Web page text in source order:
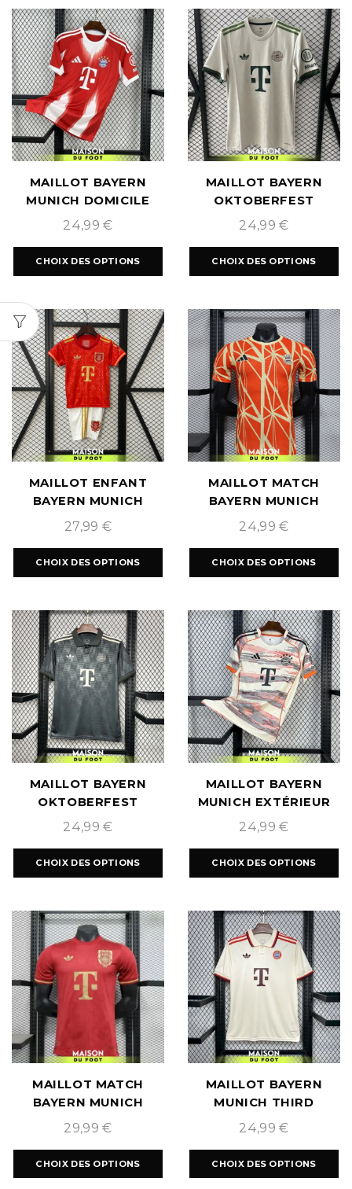
MAILLOT BAYERN
MUNICH DOMICILE
2025/2026
24,99€
CHOIX DES OPTIONS
MAILLOT BAYERN
OKTOBERFEST
2025/2026
24,99€
CHOIX DES OPTIONS
MAILLOT ENFANT
BAYERN MUNICH
DOMICILE 2025/2026
27,99 €
CHOIX DES OPTIONS
MAILLOT MATCH
BAYERN MUNICH
ENTRAINEMENT
2024/2025
24,99€
CHOIX DES OPTIONS
MAILLOT BAYERN
OKTOBERFEST
2024/2025
24,99€
CHOIX DES OPTIONS
MAILLOT BAYERN
MUNICH EXTÉRIEUR
2025/2026
24,99€
CHOIX DES OPTIONS
MAILLOT MATCH
BAYERN MUNICH
SPÉCIAL 125 ANS
ROUGE
29,99€
CHOIX DES OPTIONS
MAILLOT BAYERN
MUNICH THIRD
2024/2025
24,99€
CHOIX DES OPTIONS